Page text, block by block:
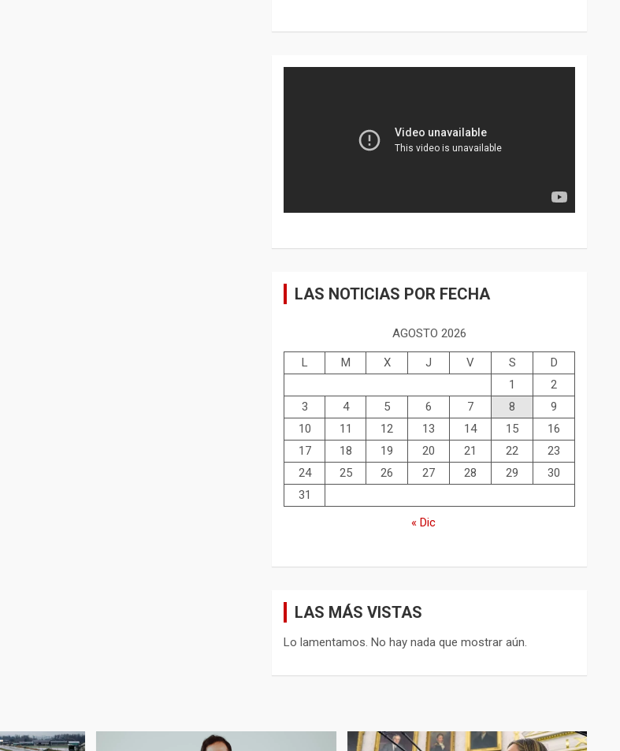
LAS NOTICIAS POR FECHA
AGOSTO 2026
L M X J V S
D
1
2
3
4 5 6 7 8
9
10
11 12 13 14 15
16
17
18 19 20 21 22
23
24
25 26 27 28 29
30
31
« Dic
LAS MÁS VISTAS
Lo lamentamos. No hay nada que mostrar aún.